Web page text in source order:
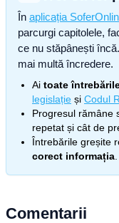
În aplicația
parcurgi capitolele,
ce nu stăpânești
mai multă încredere.
Ai toate
legislație și Codul
Progresul rămâne
repetat și cât de
Întrebările greșite
corect informația
Comentarii